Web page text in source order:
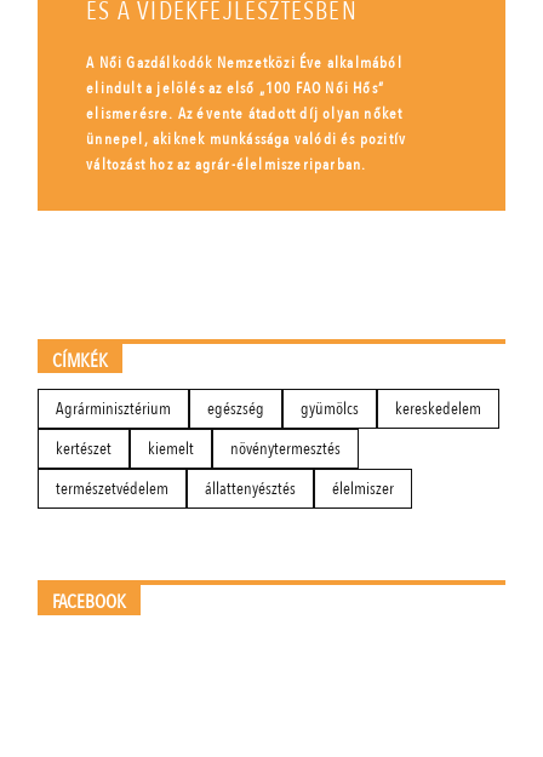
ÉS A VIDÉKFEJLESZTÉSBEN
A Női Gazdálkodók Nemzetközi Éve alkalmából
elindult a jelölés az első „100 FAO Női Hős”
elismerésre. Az évente átadott díj olyan nőket
ünnepel, akiknek munkássága valódi és pozitív
változást hoz az agrár-élelmiszeriparban.
CÍMKÉK
Agrárminisztérium egészség gyümölcs
kereskedelem
kertészet
kiemelt
növénytermesztés
természetvédelem
állattenyésztés élelmiszer
FACEBOOK